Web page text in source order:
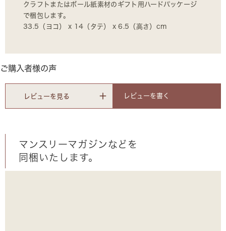
クラフトまたはボール紙素材のギフト用ハードパッケージ
で梱包します。
33.5（ヨコ） x 14（タテ） x 6.5（高さ）cm
ご購入者様の声
レビューを見る レビューを書く
マンスリーマガジンなどを
同梱いたします。